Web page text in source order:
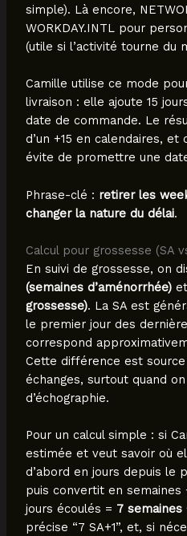
simple). Là encore,
WORKDAY.INTL pour
(utile si l’activité tourne du
Camille utilise ce mode
livraison : elle ajoute 15
date de commande. Le
d’un +15 en calendaires,
évite de promettre une
Phrase-clé : retirer les
changer la nature du délai.
Calcul pour grossesse (SA
En suivi de grossesse, on
(semaines d’aménorrhée)et
grossesse). La SA est
le premier jour des
correspond
Cette différence est
échanges, surtout quand
d’échographie.
Pour un calcul simple : si
estimée et veut savoir où
d’abord en jours depuis le
puis convertit en semaines
jours écoulés = 7 semaines
précise “7 SA+1”, et, si